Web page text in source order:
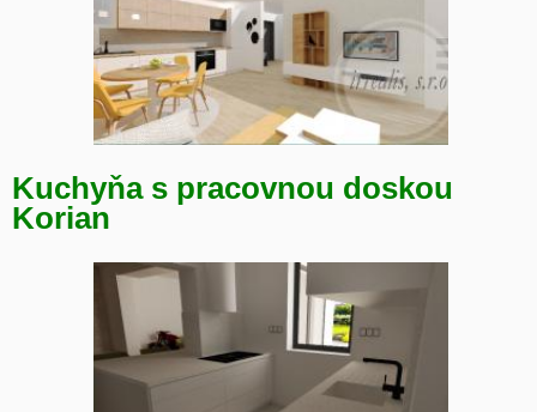
Kuchyňa s pracovnou doskou
Korian